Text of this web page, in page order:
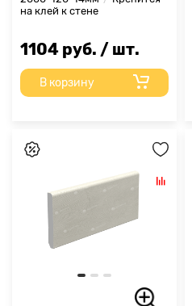
на клей к стене
1104 руб. / шт.
В корзину